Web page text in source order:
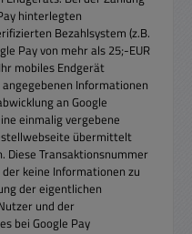
hinterlegten
Bezahlsystem (z.B.
Pay von mehr als 25;-EUR
mobiles Endgerät
Informationen
an Google
einmalig vergebene
übermittelt
Diese Transaktionsnummer
keine Informationen zu
der eigentlichen
und der
bei Google Pay